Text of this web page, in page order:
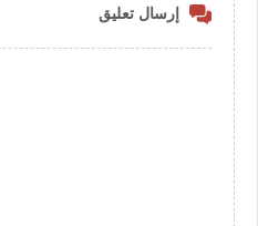
إرسال تعليق